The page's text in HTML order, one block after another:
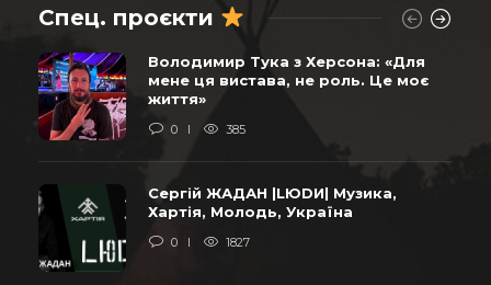
Спец. проєкти
Володимир Тука з Херсона: «Для
мене ця вистава, не роль. Це моє
життя»
0 385
Сергій ЖАДАН |LЮDИ| Музика,
Хартія, Молодь, Україна
0 1827